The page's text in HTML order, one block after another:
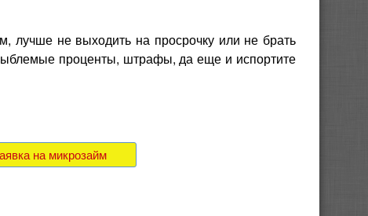
лучше не выходить на просрочку или не брать
проценты, штрафы, да еще и испортите
на микрозайм